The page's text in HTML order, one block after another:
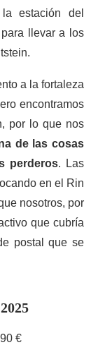
estación del
llevar a los
a la fortaleza
encontramos
por lo que nos
de las cosas
perderos. Las
en el Rin
nosotros, por
que cubría
postal que se
€